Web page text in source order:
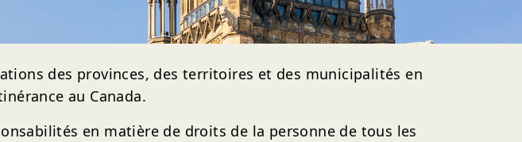
des provinces, des territoires et des municipalités en
au Canada.
en matière de droits de la personne de tous les